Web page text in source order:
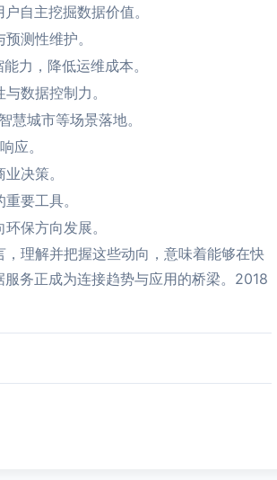
自主挖掘数据价值。
测性维护。
力，降低运维成本。
数据控制力。
城市等场景落地。
应。
决策。
要工具。
保方向发展。
理解并把握这些动向，意味着能够在快
务正成为连接趋势与应用的桥梁。2018